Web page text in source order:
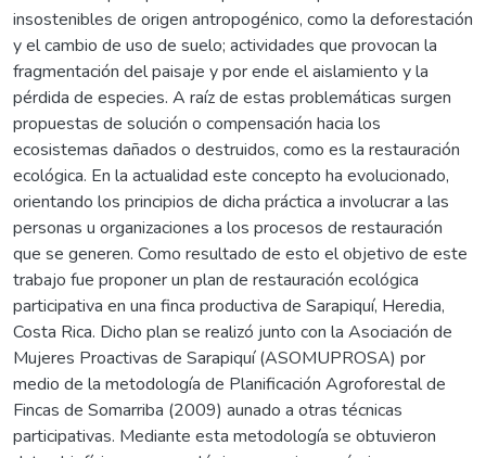
insostenibles de origen antropogénico, como la deforestación
y el cambio de uso de suelo; actividades que provocan la
fragmentación del paisaje y por ende el aislamiento y la
pérdida de especies. A raíz de estas problemáticas surgen
propuestas de solución o compensación hacia los
ecosistemas dañados o destruidos, como es la restauración
ecológica. En la actualidad este concepto ha evolucionado,
orientando los principios de dicha práctica a involucrar a las
personas u organizaciones a los procesos de restauración
que se generen. Como resultado de esto el objetivo de este
trabajo fue proponer un plan de restauración ecológica
participativa en una finca productiva de Sarapiquí, Heredia,
Costa Rica. Dicho plan se realizó junto con la Asociación de
Mujeres Proactivas de Sarapiquí (ASOMUPROSA) por
medio de la metodología de Planificación Agroforestal de
Fincas de Somarriba (2009) aunado a otras técnicas
participativas. Mediante esta metodología se obtuvieron